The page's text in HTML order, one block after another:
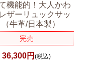
機能的！大人かわ
ザーリュックサッ
（牛革/日本製）
完売
36,300円(税込)